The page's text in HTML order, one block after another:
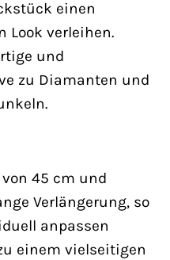
einen
Look verleihen.
und
zu Diamanten und
45 cm und
Verlängerung, so
anpassen
einem vielseitigen